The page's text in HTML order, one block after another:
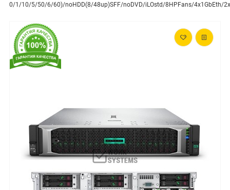
0/1/10/5/50/6/60)/noHDD(8/48up)SFF/noDVD/iLOstd/8HPFans/4x1GbEth/